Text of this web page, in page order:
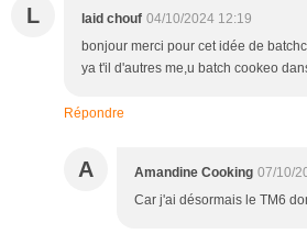
L laid chouf 04/10/2024 12:19
bonjour merci pour cet idée de
ya t'il d'autres me,u batch cookeo
Répondre
A Amandine Cooking 07/10/
Car j'ai désormais le TM6